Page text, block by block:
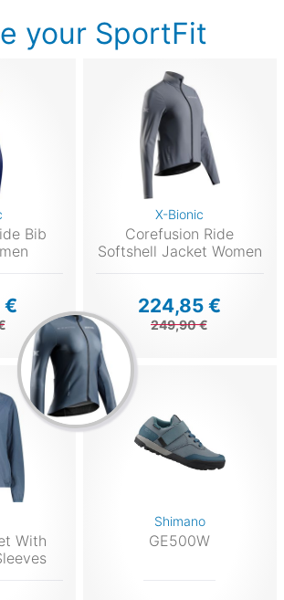
your SportFit
Bib
€
X-Bionic
Corefusion Ride
Softshell Jacket Women
224,85 €
249,90 €
With
Shimano
GE500W